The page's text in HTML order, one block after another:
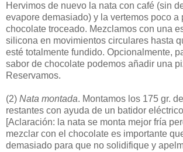
Hervimos de nuevo la nata con café (sin
evapore demasiado) y la vertemos poco a
chocolate troceado. Mezclamos con una
silicona en movimientos circulares hasta
esté totalmente fundido. Opcionalmente,
sabor de chocolate podemos añadir una
Reservamos.
(2) Nata montada. Montamos los 175 gr.
restantes con ayuda de un batidor
[Aclaración: la nata se monta mejor fría
mezclar con el chocolate es importante
demasiado para que no solidifique y